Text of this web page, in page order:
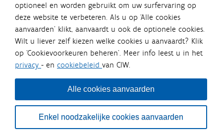
optioneel en worden gebruikt om uw surfervaring op
deze website te verbeteren. Als u op ‘Alle cookies
aanvaarden’ klikt, aanvaardt u ook de optionele cookies.
Wilt u liever zelf kiezen welke cookies u aanvaardt? Klik
op ‘Cookievoorkeuren beheren’. Meer info leest u in het
privacy - en cookiebeleid van CIW.
Alle cookies aanvaarden
Enkel noodzakelijke cookies aanvaarden
Integraalwaterbeleid.be is een
officiële website van de Vlaamse
overheid
uitgegeven door Coördinatiecommissie Integraal
Waterbeleid
De Coördinatiecommissie Integraal Waterbeleid (CIW) is een
bestuursniveaus die bij het waterbeleid betrokken zijn. Ook
waterbedrijven nemen deel aan het overleg. Deze
samenwerking zorgt voor een gecoördineerde en
geïntegreerde aanpak van het waterbeleid en waterbeheer
in Vlaanderen.